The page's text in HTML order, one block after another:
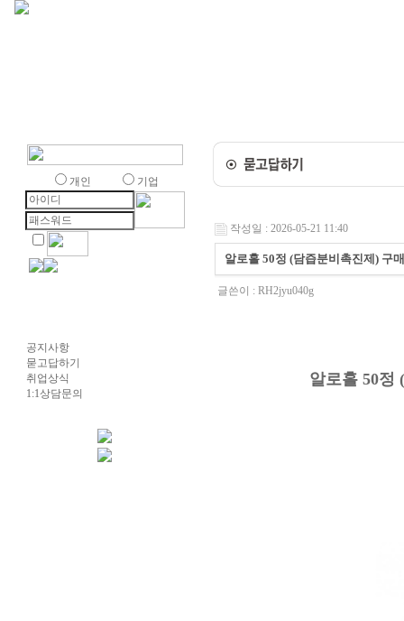
개인 기업
공지사항
묻고답하기
취업상식
1:1상담문의
작성일 : 2026-05-21 11:40
알로홀 50정 (담즙분비촉진제) 구
글쓴이 : RH2jyu040g
알로홀 50정